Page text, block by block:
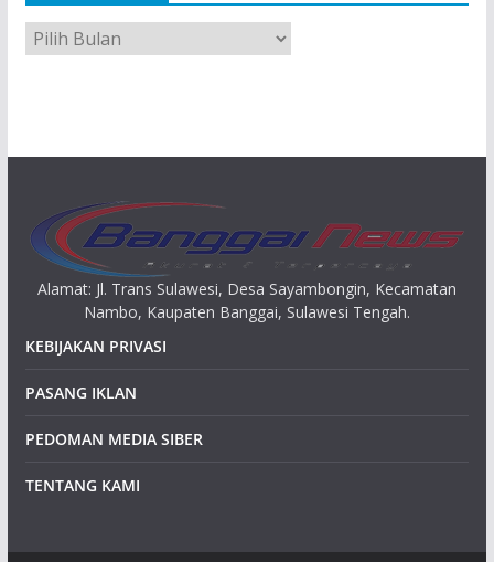
A
r
Alamat: Jl. Trans Sulawesi, Desa Sayambongin, Kecamatan
Nambo, Kaupaten Banggai, Sulawesi Tengah.
KEBIJAKAN PRIVASI
PASANG IKLAN
PEDOMAN MEDIA SIBER
TENTANG KAMI